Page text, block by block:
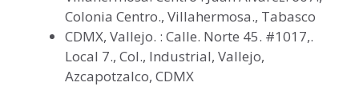
Colonia Centro., Villahermosa., Tabasco
CDMX, Vallejo. : Calle. Norte 45. #1017,.
Local 7., Col., Industrial, Vallejo,
Azcapotzalco, CDMX